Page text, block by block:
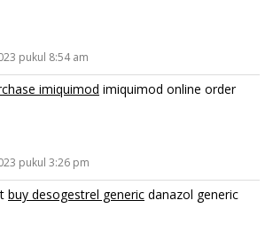
pukul 8:54 am
imiquimod imiquimod online order
pukul 3:26 pm
buy desogestrel generic danazol generic